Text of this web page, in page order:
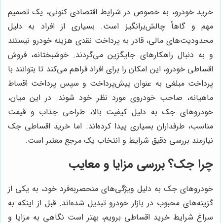
خرید خودرو، به خصوص در شرایط اقتصادی کنونی، یک تصمیم
مهم و گاهاً چالش‌برانگیز است. بسیاری از افراد به دلیل
محدودیت‌های مالی، قادر به پرداخت نقدی هزینه خودرو نیستند
و به دنبال راهکارهای جایگزین می‌گردند. خوشبختانه، فروش
اقساطی خودرو، این امکان را برای افراد فراهم می‌کند تا بتوانند با
پرداخت مبلغی به عنوان پیش‌پرداخت و سپس پرداخت اقساط
ماهیانه، صاحب خودروی مورد نظر خود شوند. در این میان،
خودروهای جک به دلیل کیفیت بالا، طراحی جذاب و قیمت
مناسب، طرفداران بسیاری پیدا کرده‌اند. اما خرید اقساطی جک
نیازمند بررسی دقیق شرایط و انتخاب یک مرجع معتبر است.
چرا جک؟ بررسی مزایا و معایب
خودروهای جک به دلیل ویژگی‌های منحصربه‌فرد خود، به یکی از
گزینه‌های محبوب در بازار خودرو تبدیل شده‌اند. قبل از اینکه به
سراغ شرایط خرید اقساطی برویم، بهتر است نگاهی به مزایا و